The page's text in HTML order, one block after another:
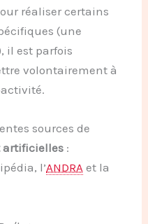
réaliser certains
(une
il est parfois
volontairement à
sources de
artificielles :
l’ANDRA et la